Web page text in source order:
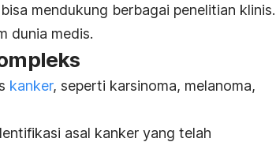
mendukung berbagai penelitian klinis.
dunia medis.
kanker, seperti karsinoma, melanoma,
asal kanker yang telah